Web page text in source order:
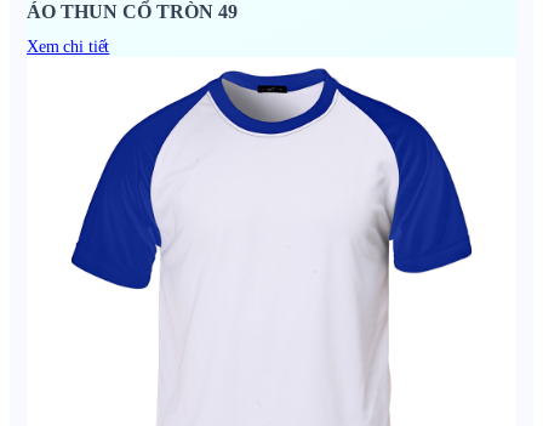
ÁO THUN CỔ TRÒN 49
Xem chi tiết